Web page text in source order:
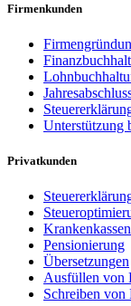
Firmenkunden
Unterstützung
Privatkunden
Pensionierung
Übersetzungen
Ausfüllen von
Schreiben von